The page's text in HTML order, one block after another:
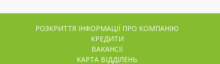
РОЗКРИТТЯ ІНФОРМАЦІЇ ПРО КОМПАНІЮ
КРЕДИТИ
ВАКАНСІЇ
КАРТА ВІДДІЛЕНЬ